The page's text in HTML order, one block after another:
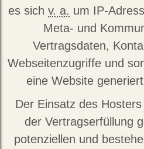
es sich v. a. um IP-
Meta- und
Vertragsdaten,
Webseitenzugriffe und
eine Website
Der Einsatz des
der Vertragserfüllung
potenziellen und